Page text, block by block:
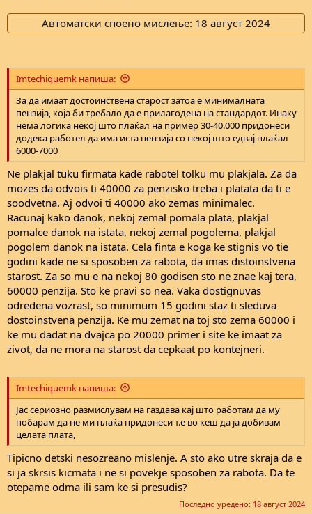
Автоматски споено мислење: 18 август 2024
Imtechiquemk напиша:
За да имаат достоинствена старост затоа е минималната
пензија, која би требало да е прилагодена на стандардот. Инаку
нема логика некој што плаќал на пример 30-40.000 придонеси
додека работел да има иста пензија со некој што едвај плаќал
6000-7000
Ne plakjal tuku firmata kade rabotel tolku mu plakjala. Za da
mozes da odvois ti 40000 za penzisko treba i platata da ti e
soodvetna. Aj odvoi ti 40000 ako zemas minimalec.
Racunaj kako danok, nekoj zemal pomala plata, plakjal
pomalce danok na istata, nekoj zemal pogolema, plakjal
pogolem danok na istata. Cela finta e koga ke stignis vo tie
godini kade ne si sposoben za rabota, da imas distoinstvena
starost. Za so mu e na nekoj 80 godisen sto ne znae kaj tera,
60000 penzija. Sto ke pravi so nea. Vaka dostignuvas
odredena vozrast, so minimum 15 godini staz ti sleduva
dostoinstvena penzija. Ke mu zemat na toj sto zema 60000 i
ke mu dadat na dvajca po 20000 primer i site ke imaat za
zivot, da ne mora na starost da cepkaat po kontejneri.
Imtechiquemk напиша:
Јас сериозно размислувам на газдава кај што работам да му
побарам да не ми плаќа придонеси т.е во кеш да ја добивам
целата плата,
Tipicno detski nesozreano mislenje. A sto ako utre skraja da e
si ja skrsis kicmata i ne si povekje sposoben za rabota. Da te
otepame odma ili sam ke si presudis?
Последно уредено: 18 август 2024